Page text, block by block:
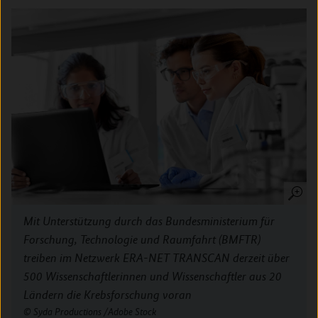
Mit Unterstützung durch das Bundesministerium für
Forschung, Technologie und Raumfahrt (BMFTR)
treiben im Netzwerk ERA-NET TRANSCAN derzeit über
500 Wissenschaftlerinnen und Wissenschaftler aus 20
Ländern die Krebsforschung voran
Syda Productions /Adobe Stock